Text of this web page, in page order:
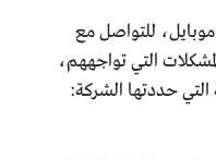
للتواصل مع
التي تواجههم،
حددتها الشركة: